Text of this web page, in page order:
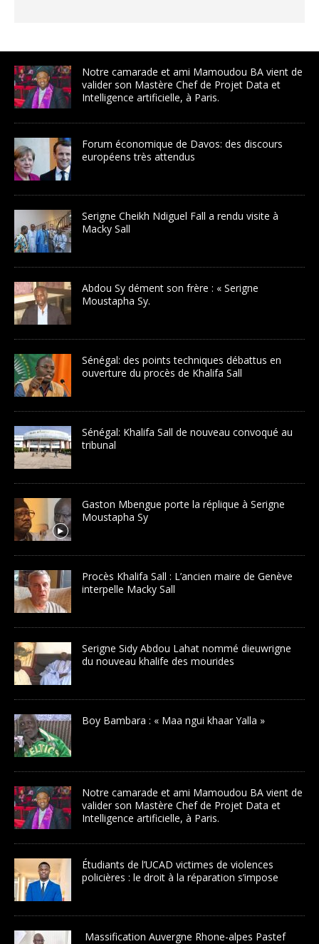
Notre camarade et ami Mamoudou BA vient de
valider son Mastère Chef de Projet Data et
Intelligence artificielle, à Paris.
Forum économique de Davos: des discours
européens très attendus
Serigne Cheikh Ndiguel Fall a rendu visite à
Macky Sall
Abdou Sy dément son frère : « Serigne
Moustapha Sy.
Sénégal: des points techniques débattus en
ouverture du procès de Khalifa Sall
Sénégal: Khalifa Sall de nouveau convoqué au
tribunal
Gaston Mbengue porte la réplique à Serigne
Moustapha Sy
Procès Khalifa Sall : L’ancien maire de Genève
interpelle Macky Sall
Serigne Sidy Abdou Lahat nommé dieuwrigne
du nouveau khalife des mourides
Boy Bambara : « Maa ngui khaar Yalla »
Notre camarade et ami Mamoudou BA vient de
valider son Mastère Chef de Projet Data et
Intelligence artificielle, à Paris.
Étudiants de l’UCAD victimes de violences
policières : le droit à la réparation s’impose
Massification Auvergne Rhone-alpes Pastef